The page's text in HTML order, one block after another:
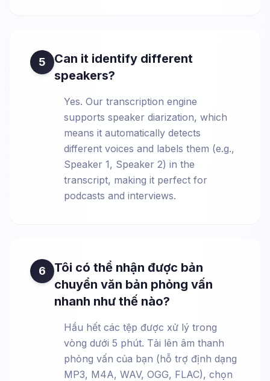
5
Can it identify different
speakers?
Yes. Our transcription engine
supports speaker diarization, which
means it automatically detects
different voices and labels them (e.g.,
Speaker 1, Speaker 2) in the
transcript, making it perfect for
podcasts and interviews.
6
Tôi có thể nhận được bản
chuyển văn bản phỏng vấn
nhanh như thế nào?
Hầu hết các tệp được xử lý trong
vòng dưới 5 phút. Tải lên âm thanh
phỏng vấn của bạn (hỗ trợ định dạng
MP3, M4A, WAV, OGG, FLAC), chọn